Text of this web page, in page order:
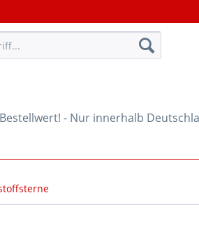
Bestellwert! - Nur innerhalb